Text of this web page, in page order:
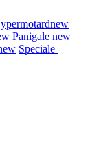
new
Panigale new
Speciale